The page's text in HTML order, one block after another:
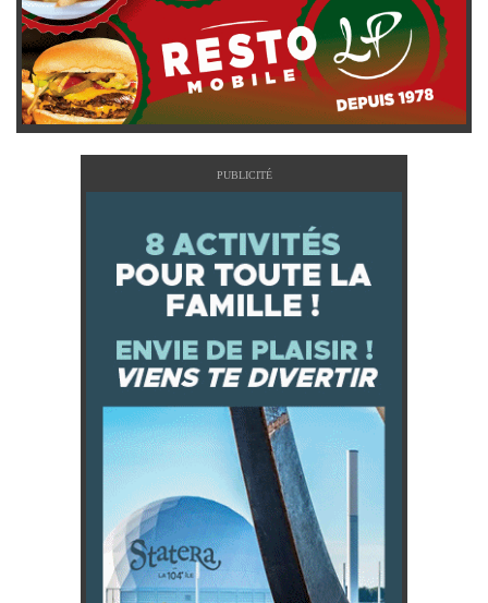
PUBLICITÉ